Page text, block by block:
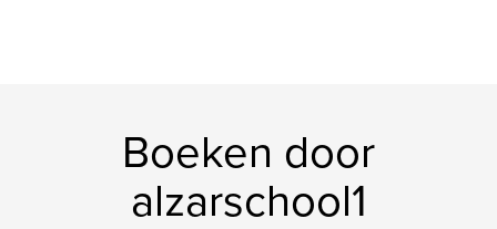
Boeken door
alzarschool1